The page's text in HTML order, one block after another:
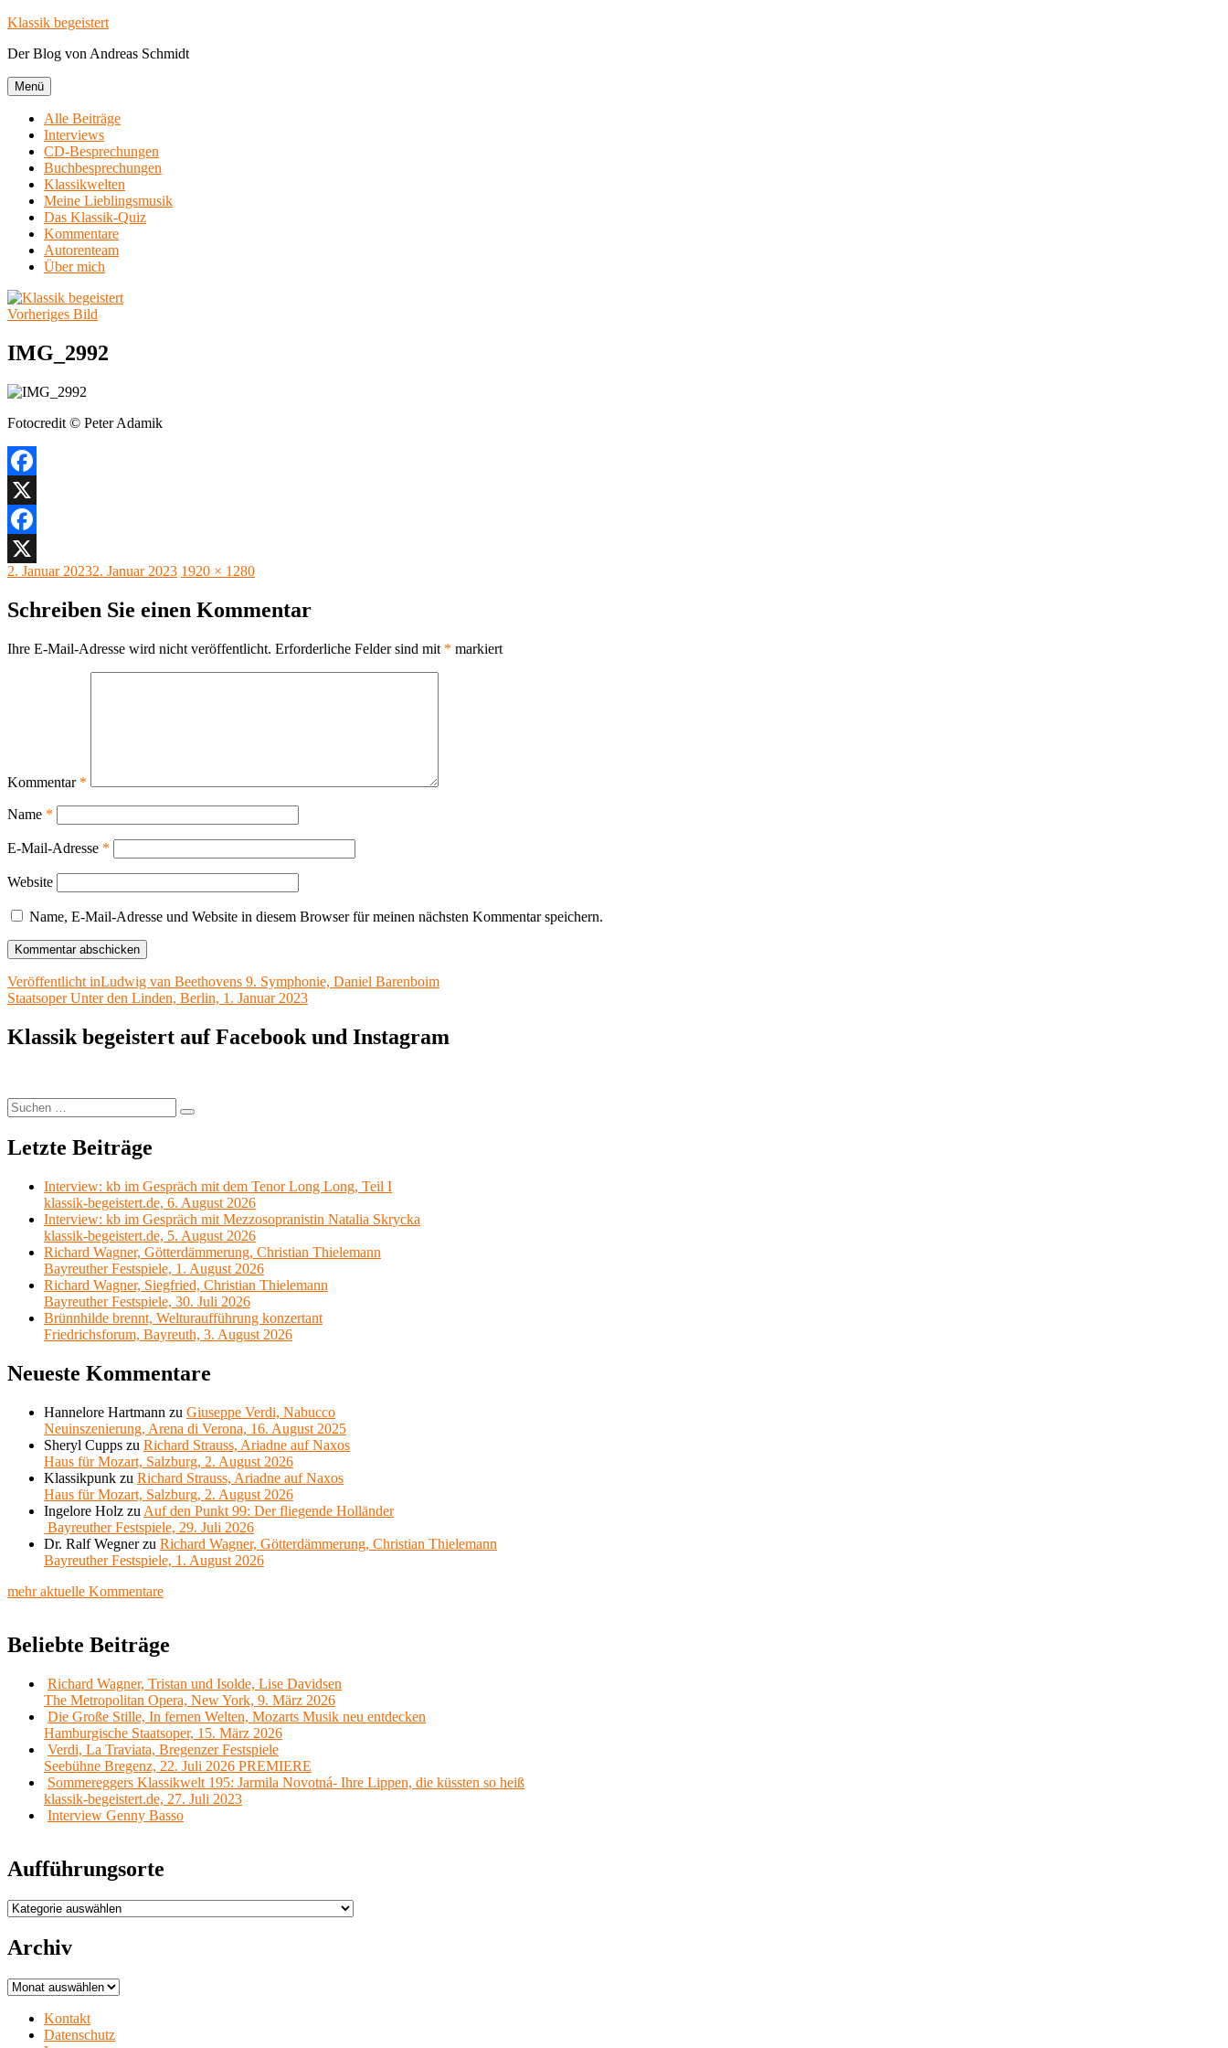
Zum
springen
Klassik begeistert
Der Blog von Andreas Schmidt
Menü
Alle Beiträge
Interviews
CD-Besprechungen
Buchbesprechungen
Klassikwelten
Meine Lieblingsmusik
Das Klassik-Quiz
Kommentare
Autorenteam
Über mich
Vorheriges Bild
IMG_2992
Fotocredit © Peter Adamik
Facebook
X
Facebook
X
Veröffentlicht
2. Januar 20232. Januar 2023 Originalgröße
1920 × 1280
Schreiben Sie einen Kommentar
Ihre E-Mail-Adresse wird nicht veröffentlicht. Erforderliche Felder sind mit * markiert
Kommentar *
Name *
E-Mail-Adresse *
Website
Name, E-Mail-Adresse und Website in diesem Browser für meinen nächsten Kommentar speichern.
Beitragsnavigation
Veröffentlicht inLudwig van Beethovens 9. Symphonie, Daniel Barenboim
Staatsoper Unter den Linden, Berlin, 1. Januar 2023
Klassik begeistert auf Facebook und Instagram
Suchen
nach:
Suchen
Letzte Beiträge
Interview: kb im Gespräch mit dem Tenor Long Long, Teil I
klassik-begeistert.de, 6. August 2026
Interview: kb im Gespräch mit Mezzosopranistin Natalia Skrycka
klassik-begeistert.de, 5. August 2026
Richard Wagner, Götterdämmerung, Christian Thielemann
Bayreuther Festspiele, 1. August 2026
Richard Wagner, Siegfried, Christian Thielemann
Bayreuther Festspiele, 30. Juli 2026
Brünnhilde brennt, Welturaufführung konzertant
Friedrichsforum, Bayreuth, 3. August 2026
Neueste Kommentare
Hannelore Hartmann zu Giuseppe Verdi, Nabucco
Neuinszenierung, Arena di Verona, 16. August 2025
Sheryl Cupps zu Richard Strauss, Ariadne auf Naxos
Haus für Mozart, Salzburg, 2. August 2026
Klassikpunk zu Richard Strauss, Ariadne auf Naxos
Haus für Mozart, Salzburg, 2. August 2026
Ingelore Holz zu Auf den Punkt 99: Der fliegende Holländer
Bayreuther Festspiele, 29. Juli 2026
Dr. Ralf Wegnerzu Richard Wagner, Götterdämmerung, Christian Thielemann
Bayreuther Festspiele, 1. August 2026
mehr aktuelle Kommentare
Beliebte Beiträge
Richard Wagner, Tristan und Isolde, Lise Davidsen
The Metropolitan Opera, New York, 9. März 2026
Die Große Stille, In fernen Welten, Mozarts Musik neu entdecken
Hamburgische Staatsoper, 15. März 2026
Verdi, La Traviata, Bregenzer Festspiele
Seebühne Bregenz, 22. Juli 2026 PREMIERE
Sommereggers Klassikwelt 195: Jarmila Novotná- Ihre Lippen, die küssten so heiß
klassik-begeistert.de, 27. Juli 2023
Interview Genny Basso
Aufführungsorte
Aufführungsorte
Archiv
Archiv
Kontakt
Datenschutz